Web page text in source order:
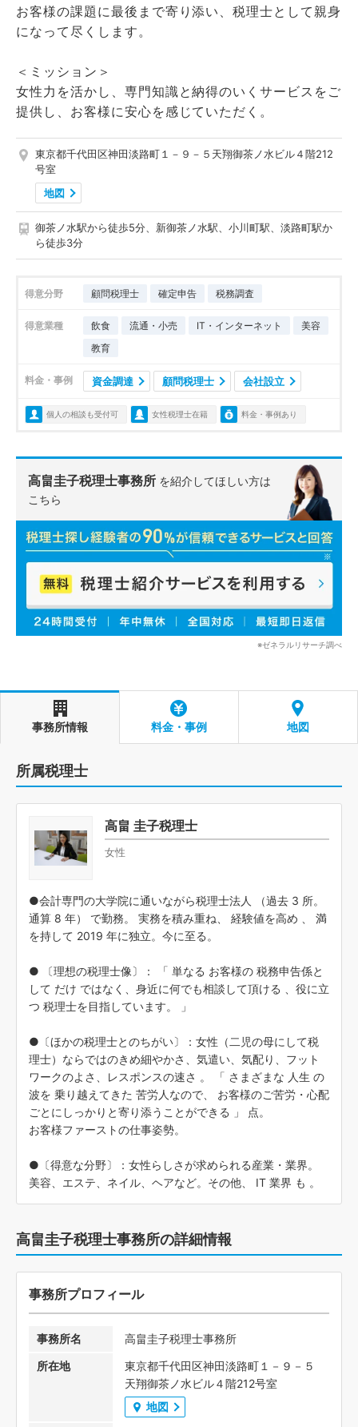
お客様の課題に最後まで寄り添い、税理士として親身
になって尽くします。
＜ミッション＞
女性力を活かし、専門知識と納得のいくサービスをご
提供し、お客様に安心を感じていただく。
東京都千代田区神田淡路町１－９－５天翔御茶ノ水ビル４階212
号室
地図
御茶ノ水駅から徒歩5分、新御茶ノ水駅、小川町駅、淡路町駅か
ら徒歩3分
得意分野 顧問税理士 確定申告 税務調査
得意業種 飲食 流通・小売 IT・インターネット
美容
教育
料金・事例 資金調達 顧問税理士 会社設立
個人の相談も受付可 女性税理士在籍 料金・事例あり
高畠圭子税理士事務所 を紹介してほしい方は
こちら
※ゼネラルリサーチ調べ
事務所情報 料金・事例 地図
所属税理士
高畠 圭子税理士
女性
●会計専門の大学院に通いながら税理士法人 （過去 3 所。
通算 8 年） で勤務。 実務を積み重ね、 経験値を高め 、 満
を持して 2019 年に独立。今に至る。
● 〔理想の税理士像〕： 「 単なる お客様の 税務申告係と
して だけ ではなく、身近に何でも相談して頂ける 、役に立
つ 税理士を目指しています。 」
●〔ほかの税理士とのちがい〕：女性（二児の母にして税
理士）ならではのきめ細やかさ、気遣い、気配り、フット
ワークのよさ、レスポンスの速さ 。 「 さまざまな 人生 の
波を 乗り越えてきた 苦労人なので、 お客様のご苦労・心配
ごとにしっかりと寄り添うことができる 」 点。
お客様ファーストの仕事姿勢。
●〔得意な分野〕：女性らしさが求められる産業・業界。
美容、エステ、ネイル、ヘアなど。その他、 IT 業界 も 。
高畠圭子税理士事務所の詳細情報
事務所プロフィール
事務所名
高畠圭子税理士事務所
所在地
東京都千代田区神田淡路町１－９－５
天翔御茶ノ水ビル４階212号室
地図